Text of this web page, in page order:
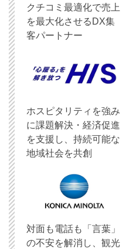
クチコミ最適化で売上
を最大化させるDX集
客パートナー
ホスピタリティを強み
に課題解決・経済促進
を支援し、持続可能な
地域社会を共創
対面も電話も「言葉」
の不安を解消し、観光